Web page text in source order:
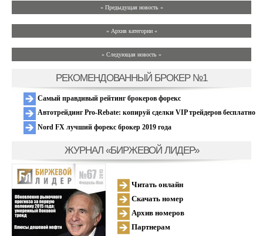
« Предыдущая новость «
» Архив категории «
» Следующая новость »
РЕКОМЕНДОВАННЫЙ БРОКЕР №1
Самый правдивый рейтинг брокеров форекс
Автотрейдинг Pro-Rebate: копируй сделки VIP трейдеров бесплатно
Nord FX лучший форекс брокер 2019 года
ЖУРНАЛ «БИРЖЕВОЙ ЛИДЕР»
Читать онлайн
Скачать номер
Архив номеров
Партнерам